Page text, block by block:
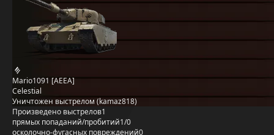
Mario1091 [AEEA]
Celestial
Уничтожен выстрелом (kamaz818)
Произведено выстрелов1
прямых попаданий/пробитий1/0
осколочно-фугасных повреждений0